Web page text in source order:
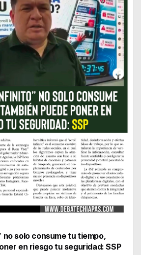
no solo consume tu tiempo,
en riesgo tu seguridad: SSP